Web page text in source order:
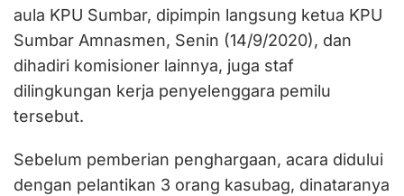
aula KPU Sumbar, dipimpin langsung ketua KPU
Sumbar Amnasmen, Senin (14/9/2020), dan
dihadiri komisioner lainnya, juga staf
dilingkungan kerja penyelenggara pemilu
tersebut.
Sebelum pemberian penghargaan, acara didului
dengan pelantikan 3 orang kasubag, dinataranya